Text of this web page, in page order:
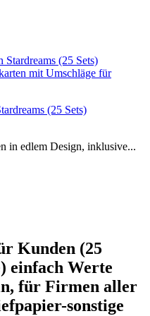
(25 Sets)
in edlem Design, inklusive...
Kunden (25
einfach Werte
für Firmen aller
sonstige